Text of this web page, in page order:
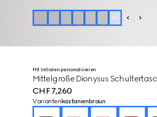
+ 2
Mit Initialen personalisieren
Mittelgroße Dionysus
CHF 7,260
Varianten kastanienbraun